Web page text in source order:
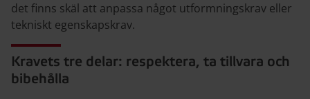
det finns skäl att anpassa något utformningskrav eller
tekniskt egenskapskrav.
Kravets tre delar: respektera, ta tillvara och
bibehålla